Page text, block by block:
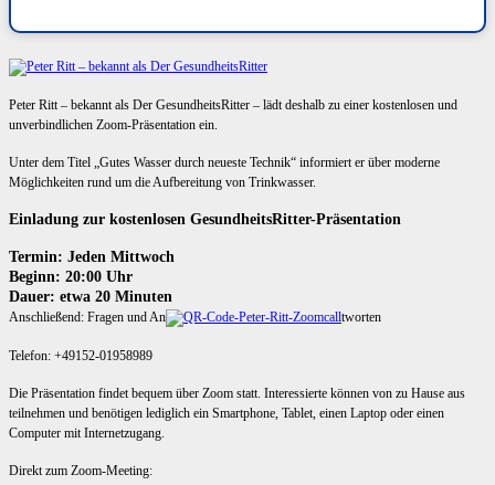
Peter Ritt – bekannt als Der GesundheitsRitter – lädt deshalb zu einer kostenlosen und
unverbindlichen Zoom-Präsentation ein.
Unter dem Titel „Gutes Wasser durch neueste Technik“ informiert er über moderne
Möglichkeiten rund um die Aufbereitung von Trinkwasser.
Einladung zur kostenlosen GesundheitsRitter-Präsentation
Termin: Jeden Mittwoch
Beginn: 20:00 Uhr
Dauer: etwa 20 Minuten
Anschließend: Fragen und An tworten
Telefon: +49152-01958989
Die Präsentation findet bequem über Zoom statt. Interessierte können von zu Hause aus
teilnehmen und benötigen lediglich ein Smartphone, Tablet, einen Laptop oder einen
Computer mit Internetzugang.
Direkt zum Zoom-Meeting: